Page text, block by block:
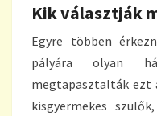
Kik választják
Egyre többen
pályára olyan
megtapasztalták ezt
kisgyermekes